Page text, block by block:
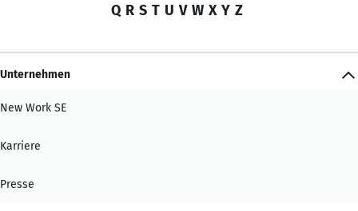
Q R S T U V W X Y Z
Unternehmen
New Work SE
Karriere
Presse